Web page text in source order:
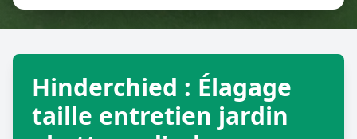
Retour à la liste des métiers
Hinderchied : Élagage
taille entretien jardin